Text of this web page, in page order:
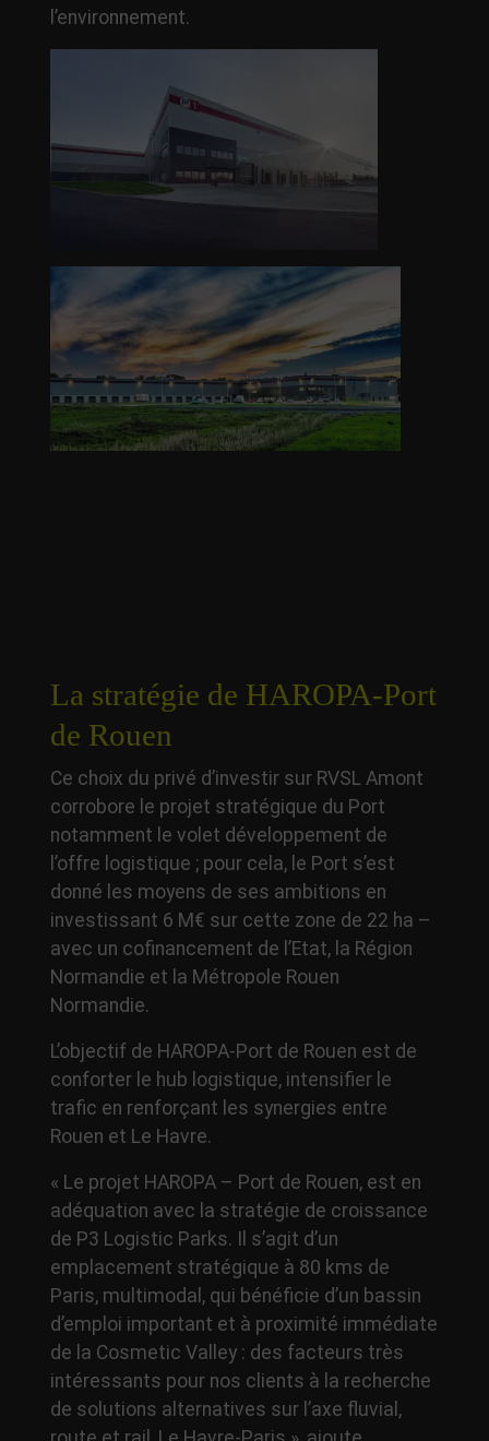
l’environnement.
La stratégie de HAROPA-Port
de Rouen
Ce choix du privé d’investir sur RVSL Amont
corrobore le projet stratégique du Port
notamment le volet développement de
l’offre logistique ; pour cela, le Port s’est
donné les moyens de ses ambitions en
investissant 6 M€ sur cette zone de 22 ha –
avec un cofinancement de l’Etat, la Région
Normandie et la Métropole Rouen
Normandie.
L’objectif de HAROPA-Port de Rouen est de
conforter le hub logistique, intensifier le
trafic en renforçant les synergies entre
Rouen et Le Havre.
« Le projet HAROPA – Port de Rouen, est en
adéquation avec la stratégie de croissance
de P3 Logistic Parks. Il s’agit d’un
emplacement stratégique à 80 kms de
Paris, multimodal, qui bénéficie d’un bassin
d’emploi important et à proximité immédiate
de la Cosmetic Valley : des facteurs très
intéressants pour nos clients à la recherche
de solutions alternatives sur l’axe fluvial,